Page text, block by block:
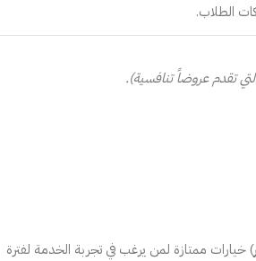
الطلاب.
تقدم عروضاً تنافسية).
) خيارات ممتازة لمن يرغب في تجربة الخدمة لفترة